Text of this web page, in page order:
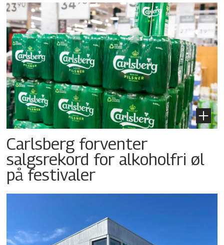
Carlsberg forventer
salgsrekord for alkoholfri øl
på festivaler